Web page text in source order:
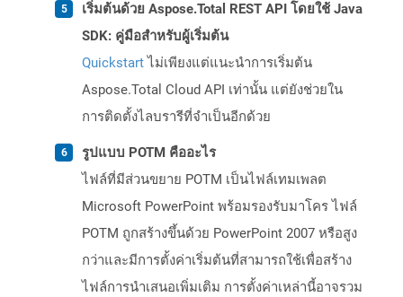
เริ่มต้นด้วย Aspose.Total REST API โดยใช้ Java
SDK: คู่มือสำหรับผู้เริ่มต้น
Quickstartไม่เพียงแต่แนะนำการเริ่มต้น
Aspose.Total Cloud API เท่านั้น แต่ยังช่วยใน
การติดตั้งไลบรารีที่จำเป็นอีกด้วย
รูปแบบ POTM คืออะไร
ไฟล์ที่มีส่วนขยาย POTM เป็นไฟล์เทมเพลต
Microsoft PowerPoint พร้อมรองรับมาโคร ไฟล์
POTM ถูกสร้างขึ้นด้วย PowerPoint 2007 หรือสูง
กว่าและมีการตั้งค่าเริ่มต้นที่สามารถใช้เพื่อสร้าง
ไฟล์การนำเสนอเพิ่มเติม การตั้งค่าเหล่านี้อาจรวม